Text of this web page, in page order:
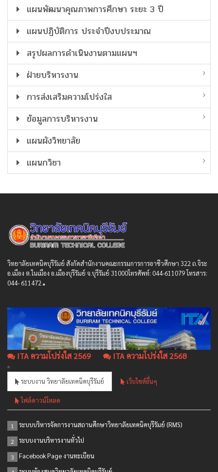
แผนพัฒนาคุณภาพการศึกษา ระยะ 3 ปี
แผนปฏิบัติการ ประจำปีงบประมาณ
สรุปผลการดำเนินงานตามแผนฯ
ฝ่ายบริหารงาน
การส่งเสริมความโปร่งใส
ข้อมูลการบริหารงาน
แผนผังวิทยาลัย
แผนกวิชา
วิทยาลัยเทคนิคบุรีรัมย์ สังกัดสํานักงานคณะกรรมการการอาชีวศึกษา 322 ถ.จิระ
อ.เมือง ต.ในเมือง อ.เมืองบุรีรัมย์ จ.บุรีรัมย์ 31000โทรศัพท์: 044-611079 โทรสาร:
044- 611472
ITA ความโปร่งใส 2569 ITA ความโปร่งใส 2568
ระบบงาน วิทยาลัยเทคนิคบุรีรัมย์ เว็บไซต์อื่นๆ
ไฟล์ดาวน์โหลด
1 ระบบบริหารจัดการงานสถานศึกษาวิทยาลัยเทคนิคบุรีรัมย์ (RMS)
2 ระบบงานบริหารงานทั่วไป
3 Facebook Page งานทะเบียน